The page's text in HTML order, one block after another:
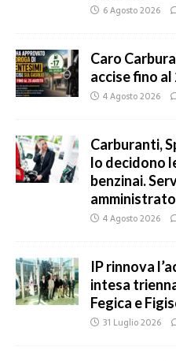
6 Agosto 2026
Caro
accise fino
4 Agosto 2026
Carburanti,
lo decidono
benzinai.
4 Agosto 2026
IP rinnova
intesa
Fegica e
31 Luglio 2026